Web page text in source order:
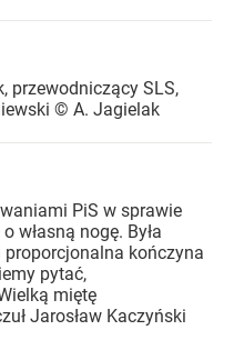
przewodniczący SLS,
© A. Jagielak
PiS w sprawie
własną nogę. Była
kończyna
pytać,
miętę
Jarosław Kaczyński